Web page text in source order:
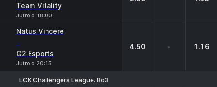
Team Vitality
Jutro o 18:00
Natus Vincere
-
G2 Esports
Jutro o 20:15
4.50 - 1.16
LCK Challengers League. Bo3